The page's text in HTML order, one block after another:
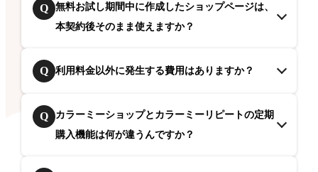
Q
無料お試し期間中に作成したショップページは、
本契約後そのまま使えますか？
Q 利用料金以外に発生する費用はありますか？
Q
カラーミーショップとカラーミーリピートの定期
購入機能は何が違うんですか？